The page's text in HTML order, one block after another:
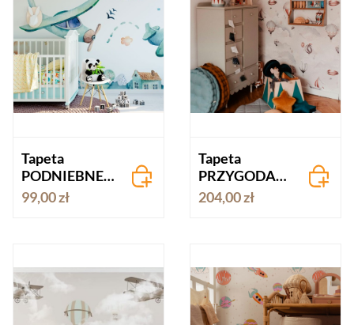
Tapeta
PODNIEBNE
PRZYGODY
samoloty
99,00 zł
Tapeta
PRZYGODA
BALONOWA
204,00 zł